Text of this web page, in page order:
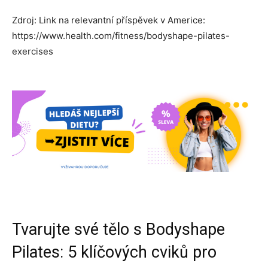
Zdroj: Link na relevantní příspěvek v Americe:
https://www.health.com/fitness/bodyshape-pilates-
exercises
Tvarujte své tělo s Bodyshape
Pilates: 5 klíčových cviků pro